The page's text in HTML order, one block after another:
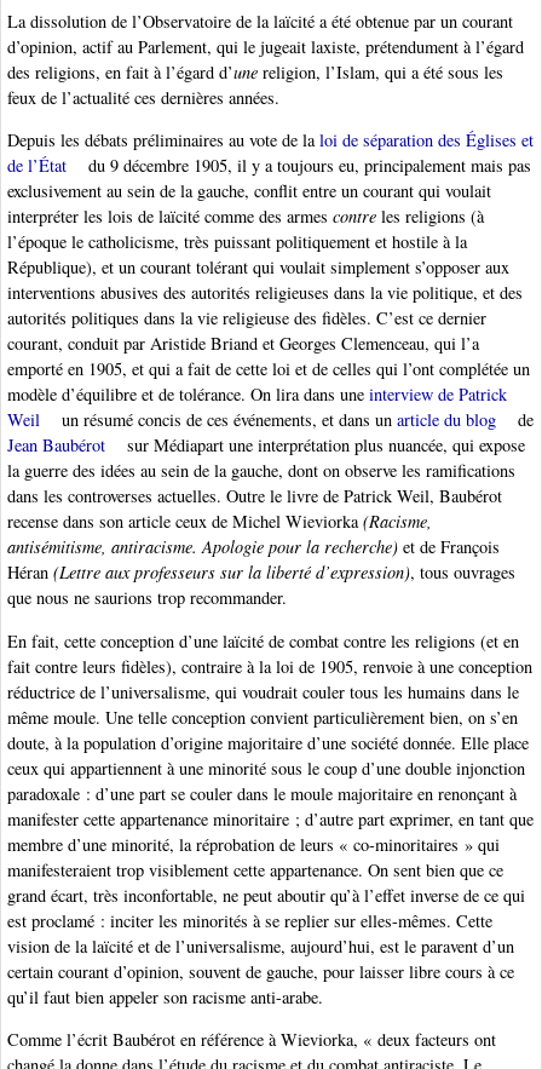
La dissolution de l’Observatoire de la laïcité a été obtenue par un courant
d’opinion, actif au Parlement, qui le jugeait laxiste, prétendument à l’égard
des religions, en fait à l’égard d’une religion, l’Islam, qui a été sous les
feux de l’actualité ces dernières années.
Depuis les débats préliminaires au vote de laloi de séparation des Églises et
de l’État
du 9 décembre 1905, il y a toujours eu, principalement mais pas
exclusivement au sein de la gauche, conflit entre un courant qui voulait
interpréter les lois de laïcité comme des armes contre les religions (à
l’époque le catholicisme, très puissant politiquement et hostile à la
République), et un courant tolérant qui voulait simplement s’opposer aux
interventions abusives des autorités religieuses dans la vie politique, et des
autorités politiques dans la vie religieuse des fidèles. C’est ce dernier
courant, conduit par Aristide Briand et Georges Clemenceau, qui l’a
emporté en 1905, et qui a fait de cette loi et de celles qui l’ont complétée un
modèle d’équilibre et de tolérance. On lira dans une interview de Patrick
Weil
un résumé concis de ces événements, et dans un article du blog
de
Jean Baubérot
sur Médiapart une interprétation plus nuancée, qui expose
la guerre des idées au sein de la gauche, dont on observe les ramifications
dans les controverses actuelles. Outre le livre de Patrick Weil, Baubérot
recense dans son article ceux de Michel Wieviorka(Racisme,
antisémitisme, antiracisme. Apologie pour la recherche) et de François
Héran (Lettre aux professeurs sur la liberté d’expression), tous ouvrages
que nous ne saurions trop recommander.
En fait, cette conception d’une laïcité de combat contre les religions (et en
fait contre leurs fidèles), contraire à la loi de 1905, renvoie à une conception
réductrice de l’universalisme, qui voudrait couler tous les humains dans le
même moule. Une telle conception convient particulièrement bien, on s’en
doute, à la population d’origine majoritaire d’une société donnée. Elle place
ceux qui appartiennent à une minorité sous le coup d’une double injonction
paradoxale : d’une part se couler dans le moule majoritaire en renonçant à
manifester cette appartenance minoritaire ; d’autre part exprimer, en tant que
membre d’une minorité, la réprobation de leurs « co-minoritaires » qui
manifesteraient trop visiblement cette appartenance. On sent bien que ce
grand écart, très inconfortable, ne peut aboutir qu’à l’effet inverse de ce qui
est proclamé : inciter les minorités à se replier sur elles-mêmes. Cette
vision de la laïcité et de l’universalisme, aujourd’hui, est le paravent d’un
certain courant d’opinion, souvent de gauche, pour laisser libre cours à ce
qu’il faut bien appeler son racisme anti-arabe.
Comme l’écrit Baubérot en référence à Wieviorka, « deux facteurs ont